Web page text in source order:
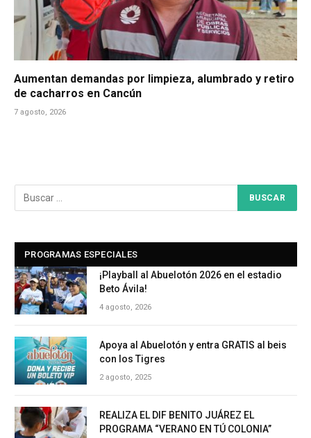
Aumentan demandas por limpieza, alumbrado y retiro
de cacharros en Cancún
7 agosto, 2026
PROGRAMAS ESPECIALES
¡Playball al Abuelotón 2026 en el estadio
Beto Ávila!
4 agosto, 2026
Apoya al Abuelotón y entra GRATIS al beis
con los Tigres
2 agosto, 2025
REALIZA EL DIF BENITO JUÁREZ EL
PROGRAMA “VERANO EN TÚ COLONIA”